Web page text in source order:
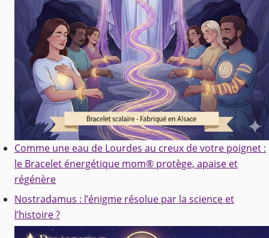
Comme une eau de Lourdes au creux de votre poignet :
le Bracelet énergétique mom® protège, apaise et
régénère
Nostradamus : l’énigme résolue par la science et
l’histoire ?